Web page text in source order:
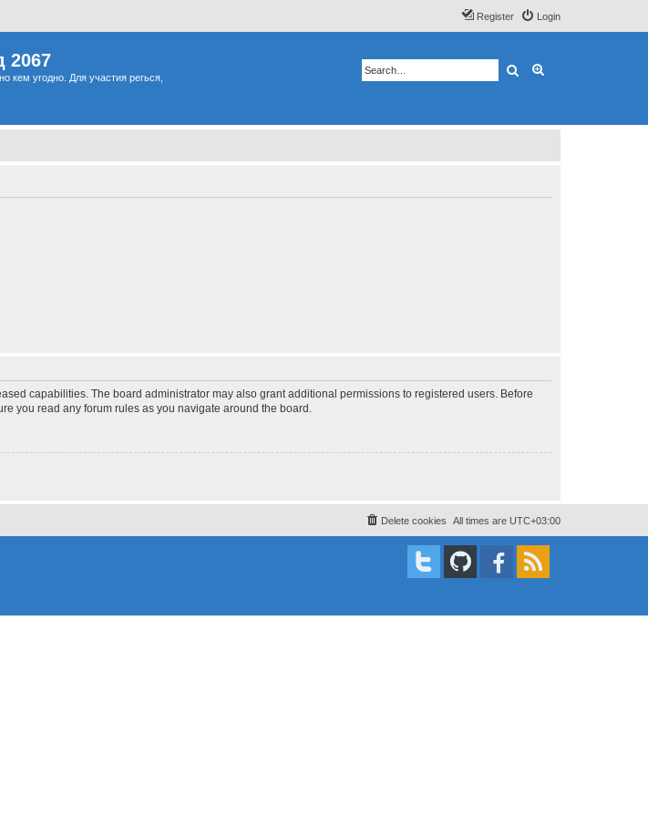
Login
Register
2067
кем угодно. Для участия регься,
Search
capabilities. The board administrator may also grant additional permissions to registered users. Before
you read any forum rules as you navigate around the board.
All times are UTC+03:00
Delete cookies